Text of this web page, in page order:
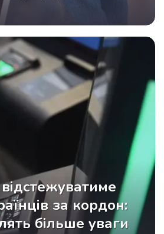
за кордон:
більше уваги